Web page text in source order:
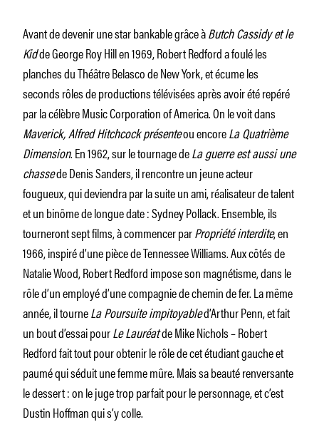
Avant de devenir une star bankable grâce àButch Cassidy et le
Kidde George Roy Hill en 1969, Robert Redford a foulé les
planches du Théâtre Belasco de New York, et écume les
seconds rôles de productions télévisées après avoir été repéré
par la célèbre Music Corporation of America. On le voit dans
Maverick, Alfred Hitchcock présenteou encoreLa Quatrième
Dimension. En 1962, sur le tournage deLa guerre est aussi une
chassede Denis Sanders, il rencontre un jeune acteur
fougueux, qui deviendra par la suite un ami, réalisateur de talent
et un binôme de longue date : Sydney Pollack. Ensemble, ils
tourneront sept films, à commencer parPropriété interdite, en
1966, inspiré d’une pièce de Tennessee Williams. Aux côtés de
Natalie Wood, Robert Redford impose son magnétisme, dans le
rôle d’un employé d’une compagnie de chemin de fer. La même
année, il tourneLa Poursuite impitoyabled’Arthur Penn, et fait
un bout d’essai pourLe Lauréatde Mike Nichols – Robert
Redford fait tout pour obtenir le rôle de cet étudiant gauche et
paumé qui séduit une femme mûre. Mais sa beauté renversante
le dessert : on le juge trop parfait pour le personnage, et c’est
Dustin Hoffman qui s’y colle.